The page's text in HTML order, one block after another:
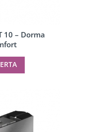
10 – Dorma